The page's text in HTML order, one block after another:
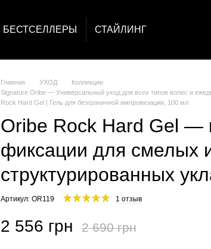
БЕСТСЕЛЛЕРЫ СТАЙЛИНГ
Главная УХОД
Коллекции
Signature Oribe — Универсальный уход для всех типов волос и
Rock Hard Gel | Гель для безграничной импровизации, 100 мл
Oribe Rock Hard Gel —
фиксации для смелых
структурированных
Артикул: OR119 1 отзыв
2 556 грн 2 690 грн